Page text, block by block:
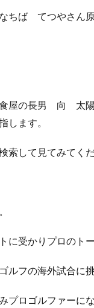
ちば てつやさん原
屋の長男 向 太陽
します。
索して見てみてくだ
に受かりプロのト
ルフの海外試合に挑
プロゴルファーに